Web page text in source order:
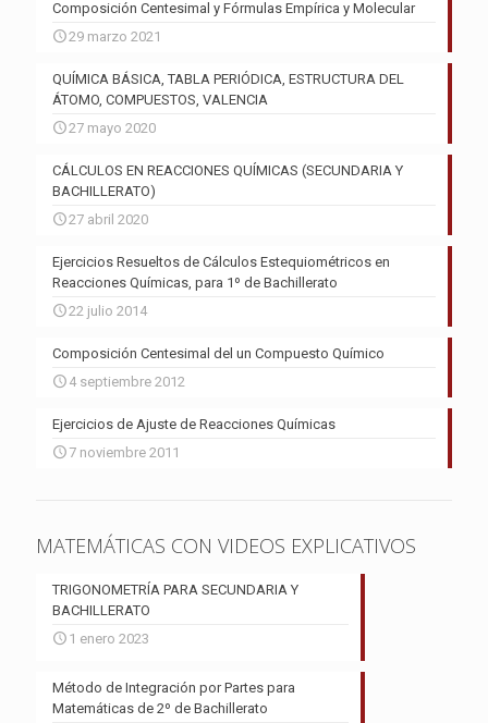
Composición Centesimal y Fórmulas Empírica y Molecular
29 marzo 2021
QUÍMICA BÁSICA, TABLA PERIÓDICA, ESTRUCTURA DEL
ÁTOMO, COMPUESTOS, VALENCIA
27 mayo 2020
CÁLCULOS EN REACCIONES QUÍMICAS (SECUNDARIA Y
BACHILLERATO)
27 abril 2020
Ejercicios Resueltos de Cálculos Estequiométricos en
Reacciones Químicas, para 1º de Bachillerato
22 julio 2014
Composición Centesimal del un Compuesto Químico
4 septiembre 2012
Ejercicios de Ajuste de Reacciones Químicas
7 noviembre 2011
MATEMÁTICAS CON VIDEOS EXPLICATIVOS
TRIGONOMETRÍA PARA SECUNDARIA Y
BACHILLERATO
1 enero 2023
Método de Integración por Partes para
Matemáticas de 2º de Bachillerato